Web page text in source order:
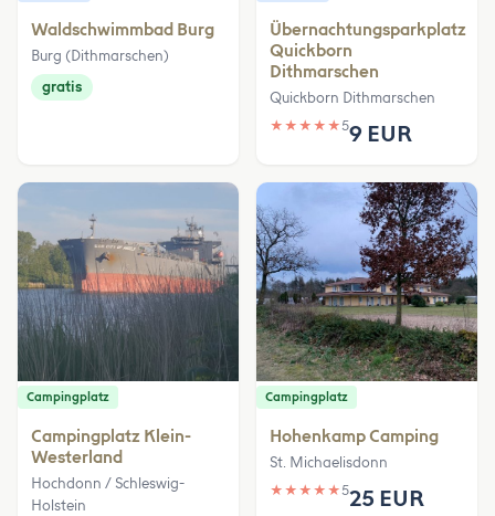
Waldschwimmbad Burg
Burg (Dithmarschen)
gratis
Übernachtungsparkplatz
Quickborn
Dithmarschen
Quickborn Dithmarschen
★ ★ ★ ★ ★59 EUR
Campingplatz
Campingplatz Klein-
Westerland
Hochdonn / Schleswig-
Holstein
Campingplatz
Hohenkamp Camping
St. Michaelisdonn
★ ★ ★ ★ ★525 EUR